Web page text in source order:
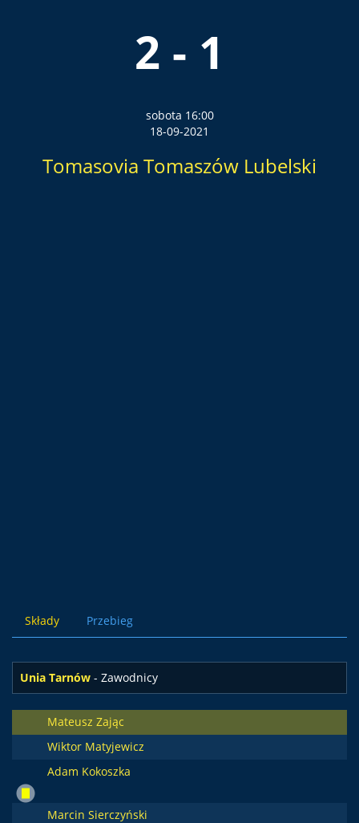
2 - 1
sobota 16:00
18-09-2021
Tomasovia Tomaszów Lubelski
Składy Przebieg
Unia Tarnów - Zawodnicy
Mateusz Zając
Wiktor Matyjewicz
Adam Kokoszka
Marcin Sierczyński